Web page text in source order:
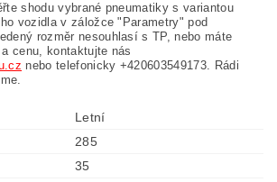
shodu vybrané pneumatiky s variantou
vozidla v záložce "Parametry" pod
rozměr nesouhlasí s TP, nebo máte
cenu, kontaktujte nás
nebo telefonicky +420603549173. Rádi
Letní
285
35